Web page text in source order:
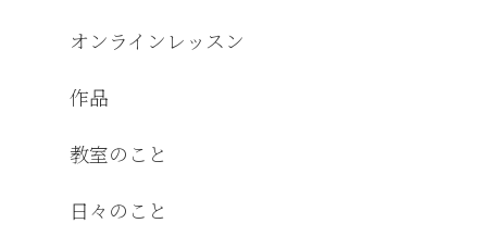
オンラインレッスン
作品
教室のこと
日々のこと